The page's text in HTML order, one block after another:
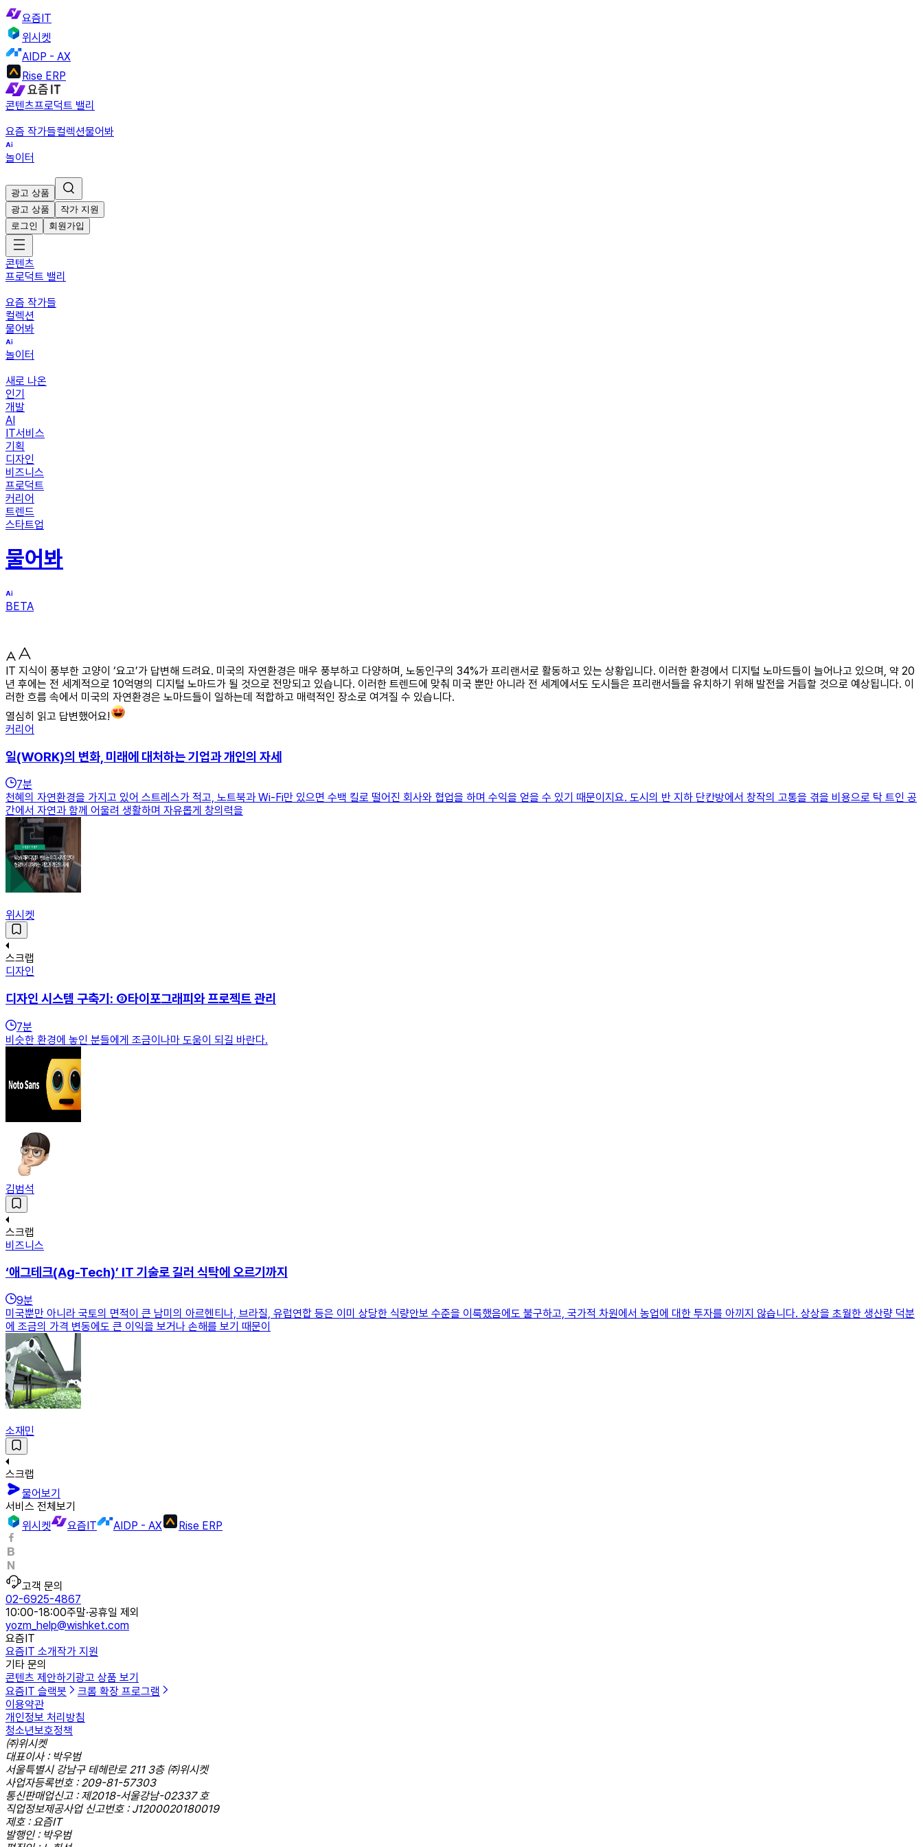
요즘IT
위시켓
AIDP - AX
Rise ERP
콘텐츠프로덕트 밸리
요즘 작가들컬렉션물어봐
놀이터
광고 상품
광고 상품
작가 지원
로그인
회원가입
콘텐츠
프로덕트 밸리
요즘 작가들
컬렉션
물어봐
놀이터
새로 나온
인기
개발
AI
IT서비스
기획
디자인
비즈니스
프로덕트
커리어
트렌드
스타트업
물어봐
BETA
IT 지식이 풍부한 고양이 ‘요고’가 답변해 드려요. 미국의 자연환경은 매우 풍부하고 다양하며, 노동인구의 34%가 프리랜서로 활동하고 있는 상황입니다. 이러한 환경에서 디지털 노마드들이 늘어나고 있으며, 약 20
년 후에는 전 세계적으로 10억명의 디지털 노마드가 될 것으로 전망되고 있습니다. 이러한 트렌드에 맞춰 미국 뿐만 아니라 전 세계에서도 도시들은 프리랜서들을 유치하기 위해 발전을 거듭할 것으로 예상됩니다. 이
러한 흐름 속에서 미국의 자연환경은 노마드들이 일하는데 적합하고 매력적인 장소로 여겨질 수 있습니다.
열심히 읽고 답변했어요!
커리어
일(WORK)의 변화, 미래에 대처하는 기업과 개인의 자세
7분
천혜의 자연환경을 가지고 있어 스트레스가 적고, 노트북과 Wi-Fi만 있으면 수백 킬로 떨어진 회사와 협업을 하며 수익을 얻을 수 있기 때문이지요. 도시의 반 지하 단칸방에서 창작의 고통을 겪을 비용으로 탁 트인 공
간에서 자연과 함께 어울려 생활하며 자유롭게 창의력을
위시켓
스크랩
디자인
디자인 시스템 구축기: ③타이포그래피와 프로젝트 관리
7분
비슷한 환경에 놓인 분들에게 조금이나마 도움이 되길 바란다.
김범석
스크랩
비즈니스
‘애그테크(Ag-Tech)’ IT 기술로 길러 식탁에 오르기까지
9분
미국뿐만 아니라 국토의 면적이 큰 남미의 아르헨티나, 브라질, 유럽연합 등은 이미 상당한 식량안보 수준을 이룩했음에도 불구하고, 국가적 차원에서 농업에 대한 투자를 아끼지 않습니다. 상상을 초월한 생산량 덕분
에 조금의 가격 변동에도 큰 이익을 보거나 손해를 보기 때문이
소재민
스크랩
물어보기
서비스 전체보기
위시켓
요즘IT AIDP - AX Rise ERP
고객 문의
02-6925-4867
10:00-18:00주말·공휴일 제외
yozm_help@wishket.com
요즘IT
요즘IT 소개작가 지원
기타 문의
콘텐츠 제안하기 광고 상품 보기
요즘IT 슬랙봇
크롬 확장 프로그램
이용약관
개인정보 처리방침
청소년보호정책
㈜위시켓
대표이사 : 박우범
서울특별시 강남구 테헤란로 211 3층 ㈜위시켓
사업자등록번호 : 209-81-57303
통신판매업신고 : 제2018-서울강남-02337 호
직업정보제공사업 신고번호 : J1200020180019
제호 : 요즘IT
발행인 : 박우범